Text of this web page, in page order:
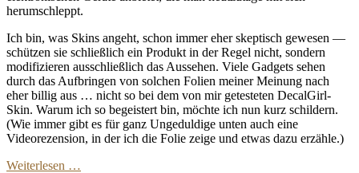
herumschleppt.
Ich bin, was Skins angeht, schon immer eher skeptisch gewesen —
schützen sie schließlich ein Produkt in der Regel nicht, sondern
modifizieren ausschließlich das Aussehen. Viele Gadgets sehen
durch das Aufbringen von solchen Folien meiner Meinung nach
eher billig aus … nicht so bei dem von mir getesteten DecalGirl-
Skin. Warum ich so begeistert bin, möchte ich nun kurz schildern.
(Wie immer gibt es für ganz Ungeduldige unten auch eine
Videorezension, in der ich die Folie zeige und etwas dazu erzähle.)
Weiterlesen …